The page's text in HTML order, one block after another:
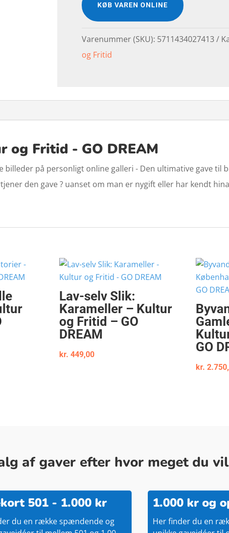
KØB VAREN ONLINE
Varenummer (SKU): 5711434027413
og Fritid
og Fritid - GO DREAM
billeder på personligt online galleri - Den ultimative gave til
den gave ? uanset om man er nygift eller har kendt
Lav-selv Slik:
Karameller – Kultur
og Fritid – GO
DREAM
kr. 449,00
GO
kr.
af gaver efter hvor meget du
501 - 1.000 kr
du en række spændende og
1.000 kr og
Her finder du en